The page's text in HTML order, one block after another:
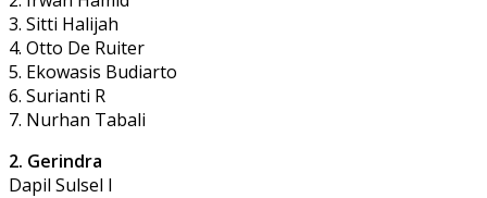
3. Sitti Halijah
4. Otto De Ruiter
5. Ekowasis Budiarto
6. Surianti R
7. Nurhan Tabali
2. Gerindra
Dapil Sulsel I